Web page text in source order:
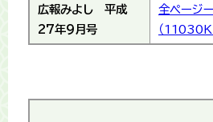
広報みよし 平成
27年9月号
全ページ
（